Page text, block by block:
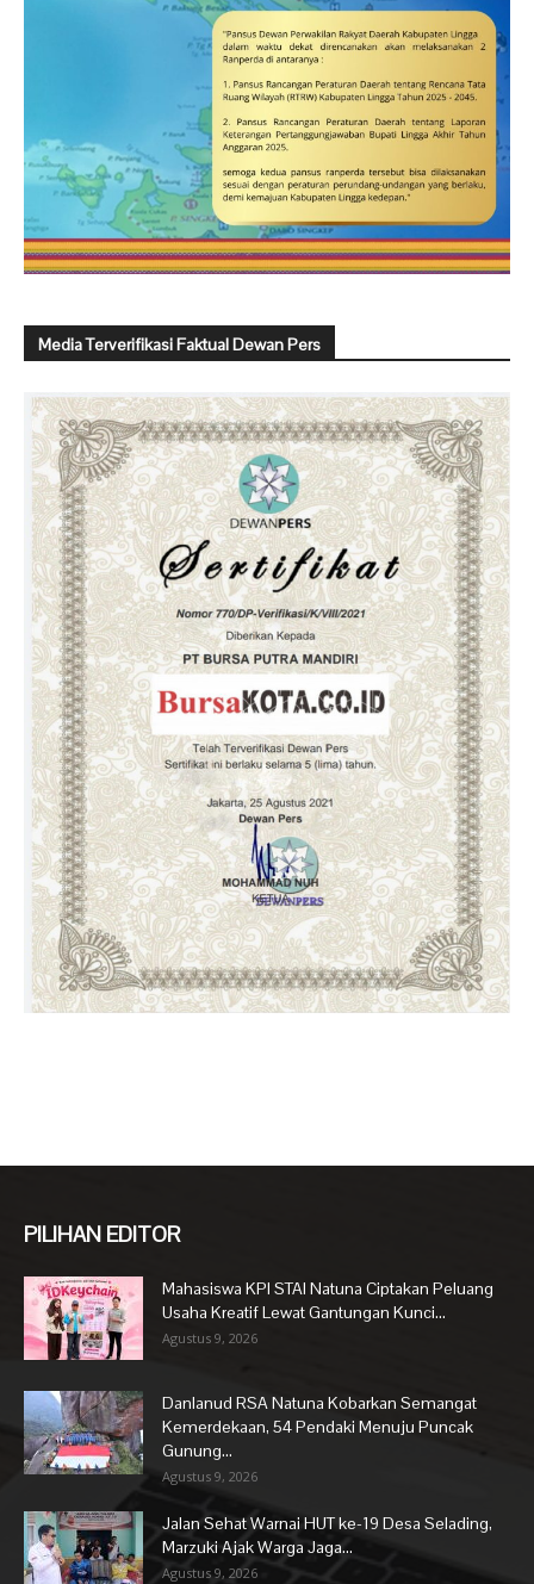
Media Terverifikasi Faktual Dewan Pers
PILIHAN EDITOR
Mahasiswa KPI STAI Natuna Ciptakan Peluang
Usaha Kreatif Lewat Gantungan Kunci...
Agustus 9, 2026
Danlanud RSA Natuna Kobarkan Semangat
Kemerdekaan, 54 Pendaki Menuju Puncak
Gunung...
Agustus 9, 2026
Jalan Sehat Warnai HUT ke-19 Desa Selading,
Marzuki Ajak Warga Jaga...
Agustus 9, 2026